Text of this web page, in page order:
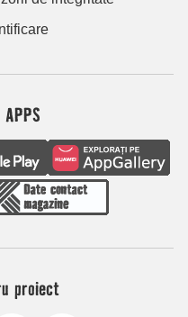
APPS
proiect